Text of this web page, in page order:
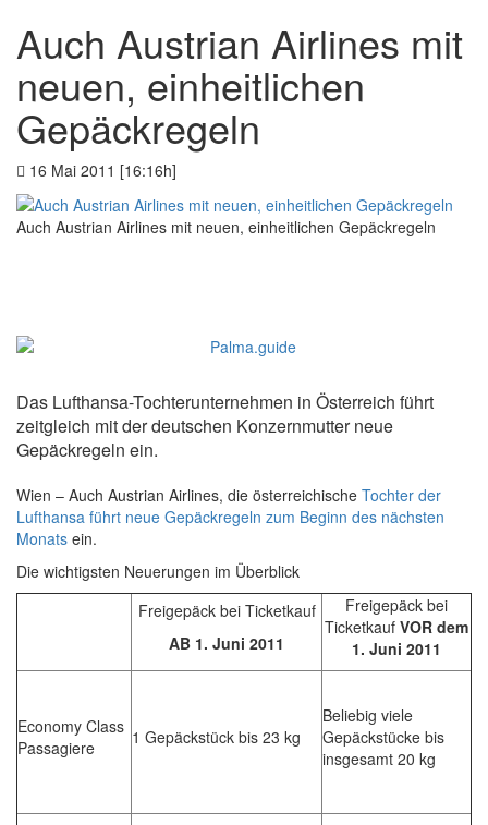
Auch Austrian Airlines mit
neuen, einheitlichen
Gepäckregeln
16 Mai 2011 [16:16h]
Auch Austrian Airlines mit neuen, einheitlichen Gepäckregeln
Das Lufthansa-Tochterunternehmen in Österreich führt
zeitgleich mit der deutschen Konzernmutter neue
Gepäckregeln ein.
Wien – Auch Austrian Airlines, die österreichische Tochter der
Lufthansa führt neue Gepäckregeln zum Beginn des nächsten
Monats ein.
Die wichtigsten Neuerungen im Überblick
Freigepäck bei Ticketkauf
AB 1. Juni 2011
Freigepäck bei
Ticketkauf VOR dem
1. Juni 2011
Economy Class
Passagiere
1 Gepäckstück bis 23 kg
Beliebig viele
Gepäckstücke bis
insgesamt 20 kg